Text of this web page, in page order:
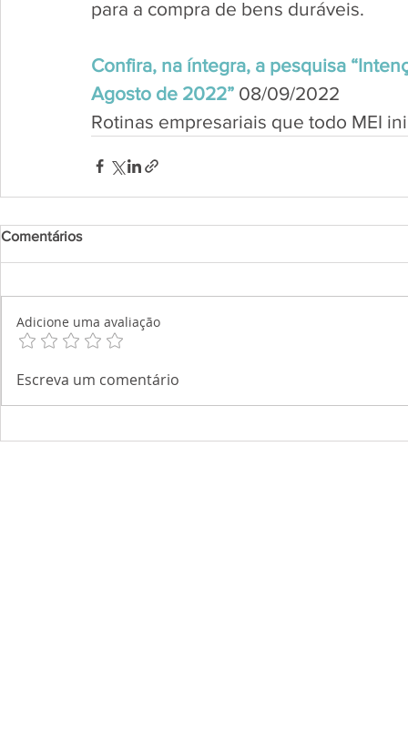
para a compra de bens duráveis.
Confira, na íntegra, a pesquisa
Agosto de 2022” 08/09/2022
Rotinas empresariais que todo MEI
Comentários
Adicione uma avaliação
Escreva um comentário